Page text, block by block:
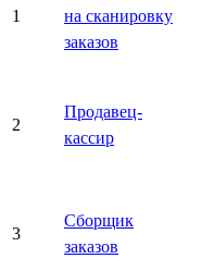
1
на сканировку
заказов
2
Продавец-
кассир
3
Сборщик
заказов